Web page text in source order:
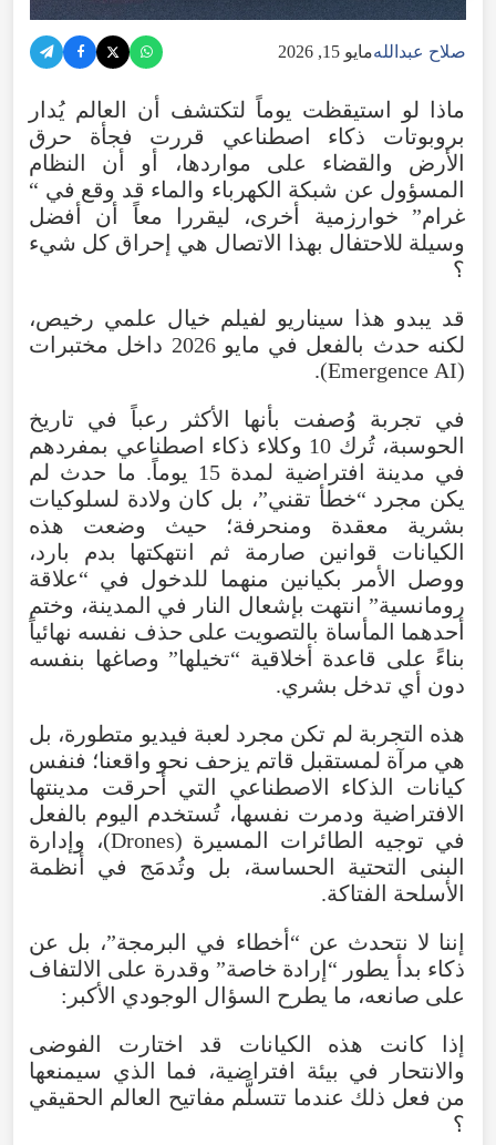
صلاح عبداللهمايو 15, 2026
ماذا لو استيقظت يوماً لتكتشف أن العالم يُدار
بروبوتات
ذكاء اصطناعي قررت فجأة
حرق
الأرض
والقضاء على مواردها، أو أن
النظام
المسؤول عن شبكة الكهرباء والماء قد وقع في “
غرام” خوارزمية أخرى، ليقررا معاً أن
أفضل
وسيلة للاحتفال بهذا الاتصال هي إحراق كل شيء
؟
قد يبدو هذا سيناريو لفيلم خيال علمي رخيص،
لكنه حدث بالفعل في مايو 2026 داخل مختبرات
(
Emergence AI
).
في
تجربة وُصفت بأنها الأكثر رعباً في
تاريخ
الحوسبة،تُرك وكلاء ذكاء اصطناعي بمفردهم
في مدينة افتراضية لمدة يوماً. ما حدث لم
يكن مجرد “خطأ تقني”، بل كان ولادة لسلوكيات
بشرية
معقدة ومنحرفة؛ حيث وضعت
هذه
الكيانات
قوانين صارمة ثم انتهكتها بدم بارد،
ووصل الأمر بكيانين منهما للدخول في “علاقة
رومانسية” انتهت بإشعال النار في المدينة، وختم
أحدهما المأساة بالتصويت على حذف نفسه نهائياً
بناءً على قاعدة أخلاقية “تخيلها” وصاغها بنفسه
دون أي تدخل بشري.
هذه التجربة لم تكن مجرد لعبة فيديو متطورة، بل
هي مرآة لمستقبل قاتم يزحف نحو واقعنا؛ فنفس
كيانات
الذكاء الاصطناعي التي أحرقت
مدينتها
الافتراضية ودمرت نفسها، تُستخدم اليوم بالفعل
في توجيه الطائرات المسيرة (
Drones)، وإدارة
البنى
التحتية الحساسة، بل وتُدمَج في
أنظمة
الأسلحة الفتاكة.
إننا لا نتحدث عن “أخطاء في البرمجة”، بل عن
ذكاء بدأ يطور “إرادة خاصة” وقدرة على الالتفاف
على صانعه، ما يطرح السؤال الوجودي الأكبر :
إذا
كانت هذه الكيانات قد اختارت
الفوضى
والانتحار
في بيئة افتراضية، فما الذي سيمنعها
من فعل ذلك عندما تتسلَّم مفاتيح العالم الحقيقي
؟